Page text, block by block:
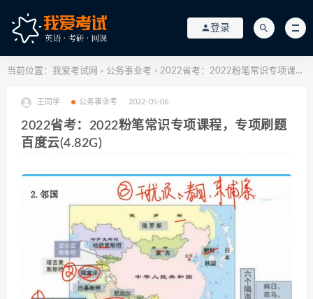
登录
当前位置： 我爱考试网 > 公务事业考 > 2022省考：2022粉笔常识专项课程，专项刷题百度云(4.82G)
王同学 公务事业考 2022-05-06
2022省考：2022粉笔常识专项课程，专项刷题
百度云(4.82G)